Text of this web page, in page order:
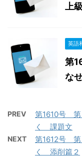
上
英語
第
な
PREV
第1610号 第
く 課題文
NEXT
第1612号 第
く 添削篇２